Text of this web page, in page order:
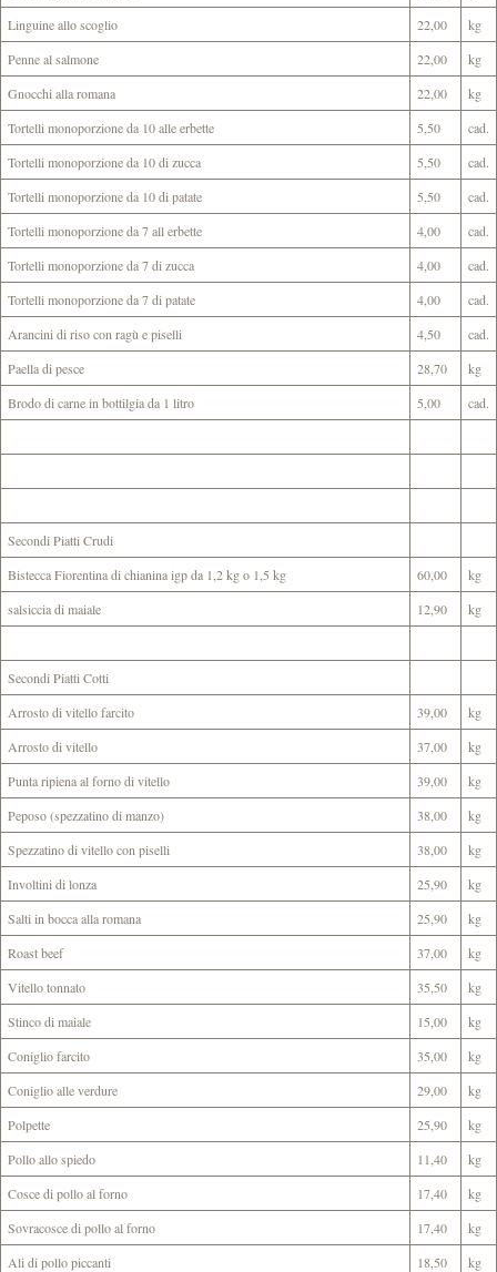
Linguine allo scoglio
22,00
kg
Penne al salmone
22,00
kg
Gnocchi alla romana
22,00
kg
Tortelli monoporzione da 10 alle erbette
5,50
cad.
Tortelli monoporzione da 10 di zucca
5,50
cad.
Tortelli monoporzione da 10 di patate
5,50
cad.
Tortelli monoporzione da 7 all erbette
4,00
cad.
Tortelli monoporzione da 7 di zucca
4,00
cad.
Tortelli monoporzione da 7 di patate
4,00
cad.
Arancini di riso con ragù e piselli
4,50
cad.
Paella di pesce
28,70
kg
Brodo di carne in bottilgia da 1 litro
5,00 cad.
Secondi Piatti Crudi
Bistecca Fiorentina di chianina igp da 1,2 kg o 1,5 kg
60,00
kg
salsiccia di maiale
12,90 kg
Secondi Piatti Cotti
Arrosto di vitello farcito
39,00
kg
Arrosto di vitello
37,00
kg
Punta ripiena al forno di vitello
39,00
kg
Peposo (spezzatino di manzo)
38,00
kg
Spezzatino di vitello con piselli
38,00
kg
Involtini di lonza
25,90
kg
Salti in bocca alla romana
25,90
kg
Roast beef
37,00
kg
Vitello tonnato
35,50
kg
Stinco di maiale
15,00
kg
Coniglio farcito
35,00
kg
Coniglio alle verdure
29,00
kg
Polpette
25,90
kg
Pollo allo spiedo
11,40
kg
Cosce di pollo al forno
17,40
kg
Sovracosce di pollo al forno
17,40
kg
Ali di pollo piccanti
18,50
kg